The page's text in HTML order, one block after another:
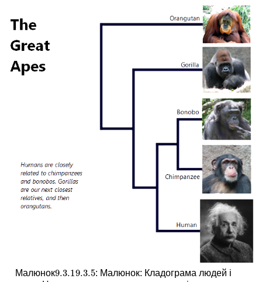
Малюнок9.3.1
9.3.19.3.5
9.3.5: Малюнок: Кладограма людей і